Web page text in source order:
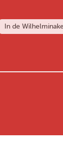
In de